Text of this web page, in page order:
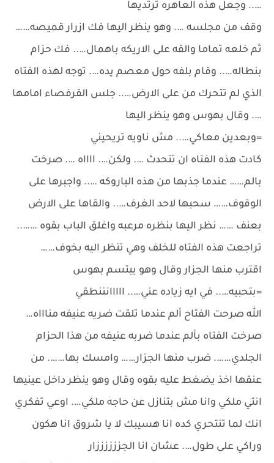
….. وجعل هذه العاهره ترتديها
وقف من مجلسه …. وهو ينظر اليها فك ازرار قميصه……
ثم خلعه تماما والقه على الاريكه باهمال….. فك حزام
بنطاله….. وقام بلفه حول معصم يده…. توجه لهذه الفتاه
الذي لم تتحرك من على الارض….. جلس القرفصاء امامها
…. وقال بهوس وهو ينظر اليها
=وبعدين معاكي….. مش ناويه تريحيني
كادت هذه الفتاه ان تتحدث …. ولكن…. ااااه …. صرخت
بالم…… عندما جذبها من هذه الباروكه ….. واجبرها على
الوقوف…… سحبها لاحد الغرف….. والقاها على الارض
بعنف …… نظر اليها بنظره مرعبه واغلق الباب بقوه ……..
تراجعت هذه الفتاه للخلف وهي تنظر اليه بخوف……
اقترب منها الجزار وقال وهو يبتسم بهوس
=بتحبيه….. في ايه زياده عني….. ااااانننطقي
الله صرحت الفتاح ألم عندما تلقت ضريه عنيفه مناااه…
صرخت الفتاه بألم عندما ضربه عنيفه من هذا الحزام
الجلدي……. ضرب منها الجزار…… وامسك بها……. من
عنقها اخذ يضغط عليه بقوه وقال وهو ينظر داخل عينيها
انتي ملكي وانا مش بتنازل عن حاجه ملكي…. اوعي تفكري
انك لما تنتحري كده انا هسيبك لا يا شروق انا هكون
وراكي على طول…. عشان انا الجززززززار